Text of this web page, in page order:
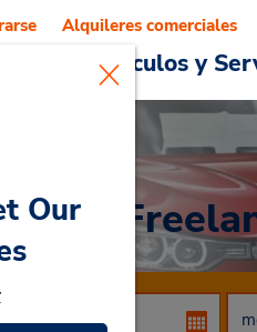
Vehículos y
Alquileres comerciales
Our